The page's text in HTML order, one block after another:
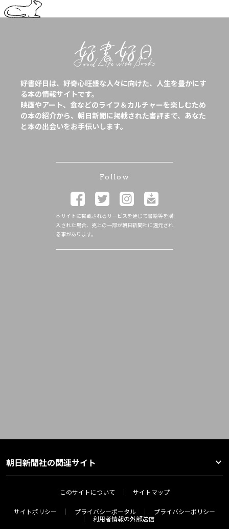
好書好日は、好奇心旺盛な人々に向けた、人生を豊かにす
る本の情報サイトです。
映画やアート、食などのライフ＆カルチャーを楽しむため
の本の紹介から、朝日新聞に掲載された書評まで、あなた
と本の出会いをお手伝いします。
Follow
本サイトに掲載されるサービスを通じて書籍等を購
入された場合、売上の一部が朝日新聞社に還元され
る事があります。
朝日新聞社の関連サイト
このサイトについて サイトマップ
サイトポリシー プライバシーポータル
プライバシーポリシー
利用者情報の外部送信